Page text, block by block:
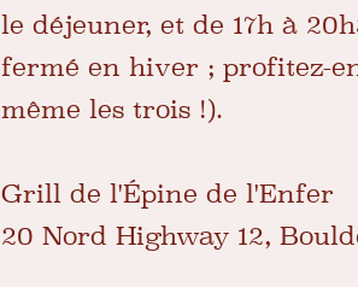
le déjeuner, et de 17h à
fermé en hiver ; profitez-
même les trois !).
Grill de l'Épine de l'Enfer
20 Nord Highway 12,